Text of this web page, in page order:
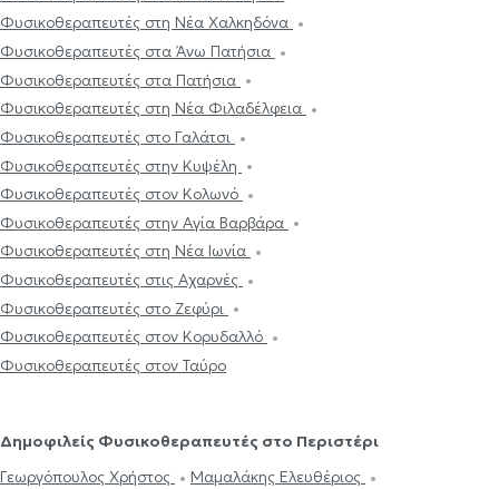
Φυσικοθεραπευτές στη Νέα Χαλκηδόνα
Φυσικοθεραπευτές στα Άνω Πατήσια
Φυσικοθεραπευτές στα Πατήσια
Φυσικοθεραπευτές στη Νέα Φιλαδέλφεια
Φυσικοθεραπευτές στο Γαλάτσι
Φυσικοθεραπευτές στην Κυψέλη
Φυσικοθεραπευτές στον Κολωνό
Φυσικοθεραπευτές στην Αγία Βαρβάρα
Φυσικοθεραπευτές στη Νέα Ιωνία
Φυσικοθεραπευτές στις Αχαρνές
Φυσικοθεραπευτές στο Ζεφύρι
Φυσικοθεραπευτές στον Κορυδαλλό
Φυσικοθεραπευτές στον Ταύρο
Δημοφιλείς Φυσικοθεραπευτές στο Περιστέρι
Γεωργόπουλος Χρήστος
Μαμαλάκης Ελευθέριος